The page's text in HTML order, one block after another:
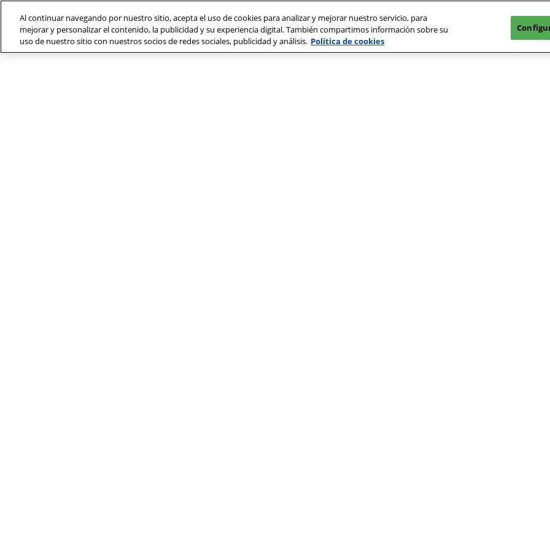
Al continuar navegando por nuestro sitio, acepta el uso de cookies para analizar y mejorar nuestro servicio, para
mejorar y personalizar el contenido, la publicidad y su experiencia digital. También compartimos información sobre su
uso de nuestro sitio con nuestros socios de redes sociales, publicidad y análisis. Política de cookies